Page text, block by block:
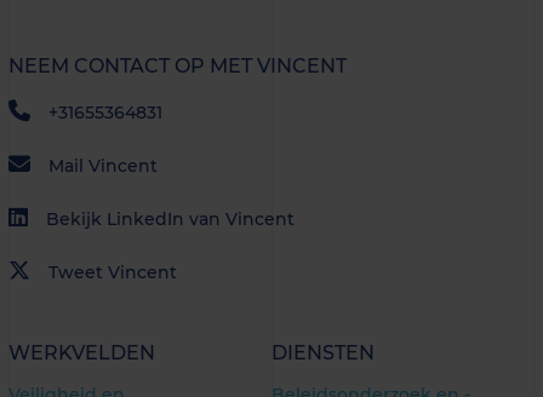
NEEM CONTACT OP MET VINCENT
+31655364831
Mail Vincent
Bekijk LinkedIn van Vincent
Tweet Vincent
WERKVELDEN DIENSTEN